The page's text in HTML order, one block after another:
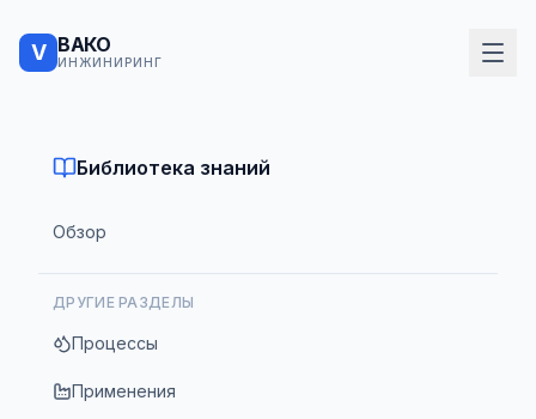
V ВАКО
ИНЖИНИРИНГ
Библиотека знаний
Обзор
ДРУГИЕ РАЗДЕЛЫ
Процессы
Применения